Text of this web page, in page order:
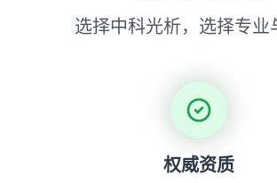
选择中科光析，选择专业
权威资质